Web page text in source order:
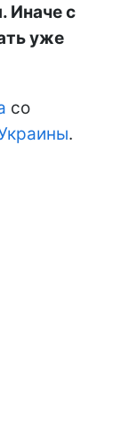
Иначе с
уже
со
.